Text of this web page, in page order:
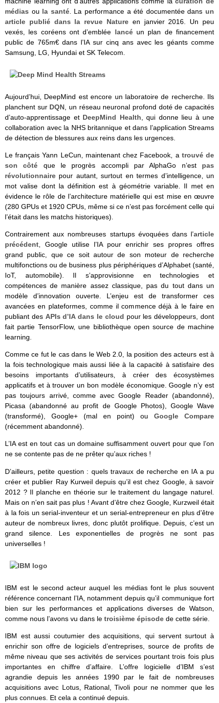
médias ou la santé. La performance a été documentée dans un
article publié dans la revue Nature en janvier 2016. Un peu
vexés, les coréens ont d’emblée lancéun plan de financement
public de 765m€ dans l’IA sur cinq ans avec les géants comme
Samsung, LG, Hyundai et SK Telecom.
Aujourd’hui, DeepMind est encore un laboratoire de recherche. Ils
planchent sur DQN , un réseau neuronal profond doté de capacités
d’auto-apprentissage et DeepMind Health , qui donne lieu à une
collaboration avec la NHS britannique et dans l’application Streams
de détection de blessures aux reins dans les urgences.
Le français Yann LeCun, maintenant chez Facebook, a trouvé de
son côté que le progrès accompli par AlphaGo n’est pas
révolutionnaire pour autant, surtout en termes d’intelligence, un
mot valise dont la définition est à géométrie variable. Il met en
évidence le rôle de l’architecture matérielle qui est mise en œuvre
(280 GPUs et 1920 CPUs, même si ce n’est pas forcément celle qui
l’était dans les matchs historiques).
Contrairement aux nombreuses startups évoquées dans l’article
précédent, Google utilise l’IA pour enrichir ses propres offres
grand public, que ce soit autour de son moteur de recherche
multifonctions ou de business plus périphériques d’Alphabet (santé,
IoT, automobile). Il s’approvisionne en technologies et
compétences de manière assez classique, pas du tout dans un
modèle d’innovation ouverte. L’enjeu est de transformer ces
avancées en plateformes, comme il commence déjà à le faire en
publiant des APIs d’IA dans le cloud pour les développeurs, dont
fait partie TensorFlow, une bibliothèque open source de machine
learning.
Comme ce fut le cas dans le Web 2.0, la position des acteurs est à
la fois technologique mais aussi liée à la capacité à satisfaire des
besoins importants d’utilisateurs, à créer des écosystèmes
applicatifs et à trouver un bon modèle économique. Google n’y est
pas toujours arrivé, comme avec Google Reader (abandonné),
Picasa (abandonné au profit de Google Photos), Google Wave
(transformé), Google+ (mal en point) ou Google Compare
(récemment abandonné).
L’IA est en tout cas un domaine suffisamment ouvert pour que l’on
ne se contente pas de ne prêter qu’aux riches !
D’ailleurs, petite question : quels travaux de recherche en IA a pu
créer et publier Ray Kurweil depuis qu’il est chez Google, à savoir
2012 ? Il planche en théorie sur le traitement du langage naturel.
Mais on n’en sait pas plus ! Avant d’être chez Google, Kurzweil était
à la fois un serial-inventeur et un serial-entrepreneur en plus d’être
auteur de nombreux livres, donc plutôt prolifique. Depuis, c’est un
grand silence. Les exponentielles de progrès ne sont pas
universelles !
IBM est le second acteur auquel les médias font le plus souvent
référence concernant l’IA, notamment depuis qu’il communique fort
bien sur les performances et applications diverses de Watson,
comme nous l’avons vu dans le troisième épisode de cette série.
IBM est aussi coutumier des acquisitions, qui servent surtout à
enrichir son offre de logiciels d’entreprises, source de profits de
même niveau que ses activités de services pourtant trois fois plus
importantes en chiffre d’affaire. L’offre logicielle d’IBM s’est
agrandie depuis les années 1990 par le fait de nombreuses
acquisitions avec Lotus, Rational, Tivoli pour ne nommer que les
plus connues. Et cela a continué depuis.